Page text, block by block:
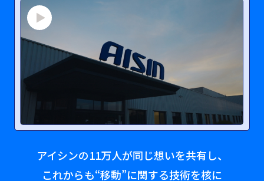
アイシンの11万人が同じ想いを共有し、
これからも“移動”に関する技術を核に